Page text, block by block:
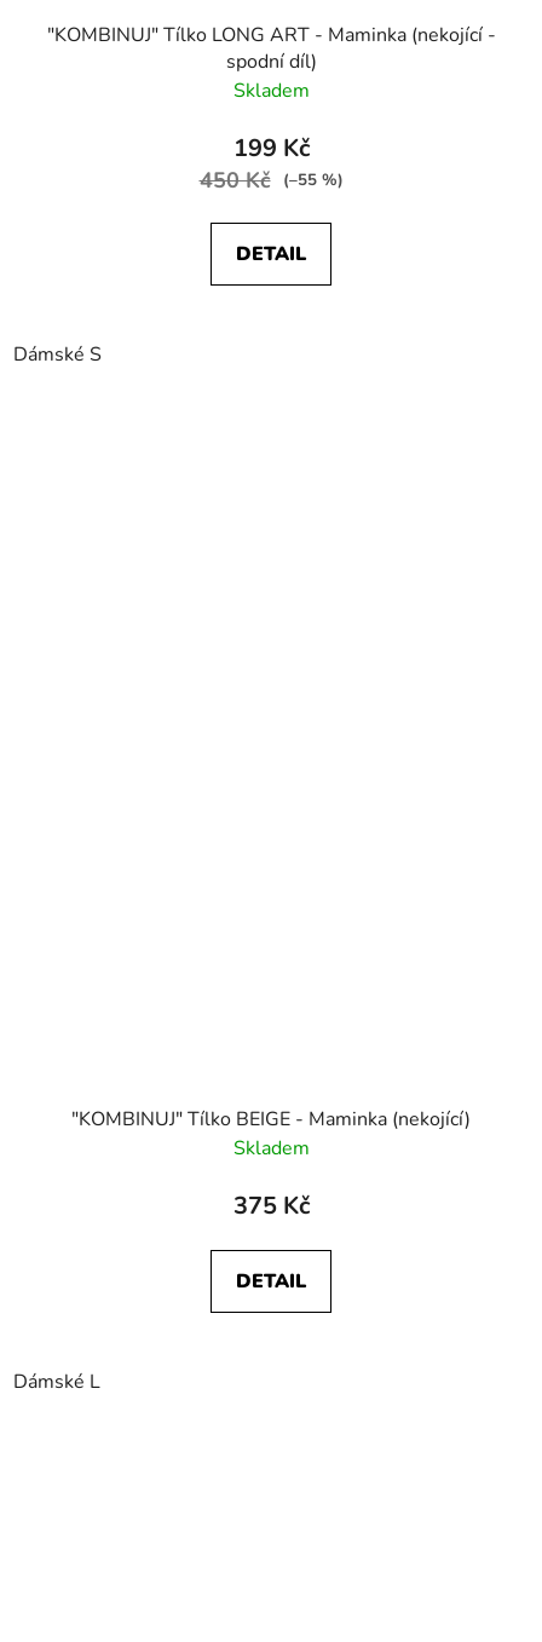
"KOMBINUJ" Tílko LONG ART - Maminka (nekojící -
spodní díl)
Skladem
199 Kč
450 Kč (–55 %)
DETAIL
Dámské S
"KOMBINUJ" Tílko BEIGE - Maminka (nekojící)
Skladem
375 Kč
DETAIL
Dámské L